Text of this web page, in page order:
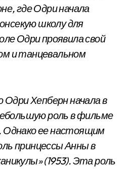
где Одри начала
школу для
Одри проявила свой
и танцевальном
Одри Хепберн начала в
роль в фильме
Однако ее настоящим
принцессы Анны в
(1953). Эта роль